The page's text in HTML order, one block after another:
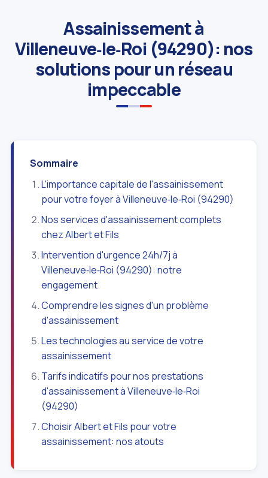
Assainissement à
Villeneuve‑le‑Roi (94290): nos
solutions pour un réseau
impeccable
Sommaire
L'importance capitale de l'assainissement
pour votre foyer à Villeneuve‑le‑Roi (94290)
Nos services d'assainissement complets
chez Albert et Fils
Intervention d'urgence 24h/7j à
Villeneuve‑le‑Roi (94290): notre
engagement
Comprendre les signes d'un problème
d'assainissement
Les technologies au service de votre
assainissement
Tarifs indicatifs pour nos prestations
d'assainissement à Villeneuve‑le‑Roi
(94290)
Choisir Albert et Fils pour votre
assainissement: nos atouts